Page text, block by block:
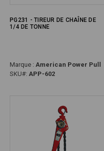
PG231 - TIREUR DE CHAÎNE DE
1/4 DE TONNE
Marque : American Power Pull
SKU#: APP-602